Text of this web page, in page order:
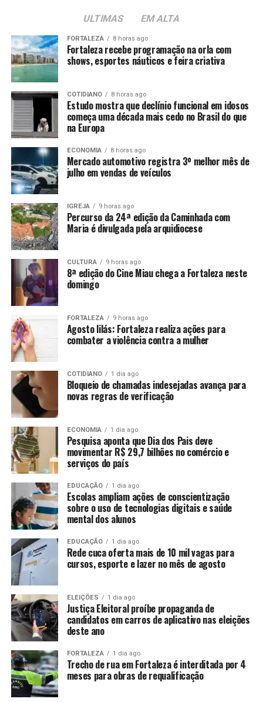
ULTIMAS EM ALTA
FORTALEZA 8 horas ago
Fortaleza recebe programação na orla com
shows, esportes náuticos e feira criativa
COTIDIANO 8 horas ago
Estudo mostra que declínio funcional em idosos
começa uma década mais cedo no Brasil do que
na Europa
ECONOMIA 8 horas ago
Mercado automotivo registra 3º melhor mês de
julho em vendas de veículos
IGREJA 9 horas ago
Percurso da 24ª edição da Caminhada com
Maria é divulgada pela arquidiocese
CULTURA 9 horas ago
8ª edição do Cine Miau chega a Fortaleza neste
domingo
FORTALEZA 9 horas ago
Agosto lilás: Fortaleza realiza ações para
combater a violência contra a mulher
COTIDIANO 1 dia ago
Bloqueio de chamadas indesejadas avança para
novas regras de verificação
ECONOMIA 1 dia ago
Pesquisa aponta que Dia dos Pais deve
movimentar R$ 29,7 bilhões no comércio e
serviços do país
EDUCAÇÃO 1 dia ago
Escolas ampliam ações de conscientização
sobre o uso de tecnologias digitais e saúde
mental dos alunos
EDUCAÇÃO 1 dia ago
Rede cuca oferta mais de 10 mil vagas para
cursos, esporte e lazer no mês de agosto
ELEIÇÕES 1 dia ago
Justiça Eleitoral proíbe propaganda de
candidatos em carros de aplicativo nas eleições
deste ano
FORTALEZA 1 dia ago
Trecho de rua em Fortaleza é interditada por 4
meses para obras de requalificação